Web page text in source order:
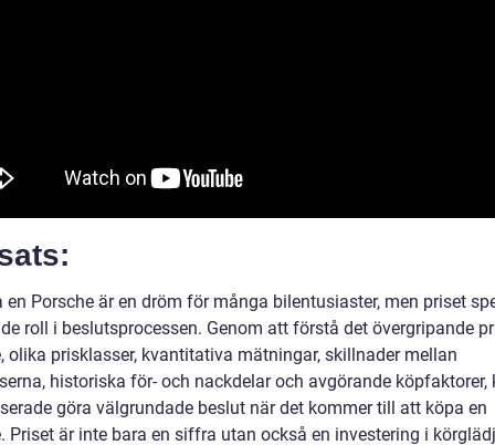
en Porsche är en dröm för många bilentusiaster, men priset
roll i beslutsprocessen. Genom att förstå det övergripande
olika prisklasser, kvantitativa mätningar, skillnader mellan
historiska för- och nackdelar och avgörande köpfaktorer,
göra välgrundade beslut när det kommer till att köpa en
Priset är inte bara en siffra utan också en investering i